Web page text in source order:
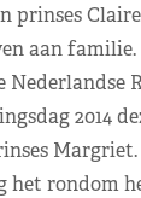
prinses
aan
2014
het rondom